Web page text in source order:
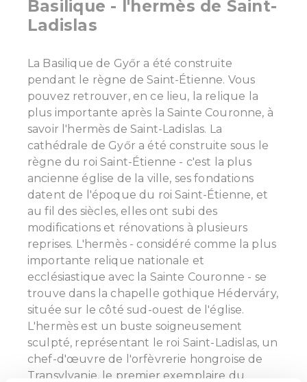
Basilique - l'hermès de Saint-
Ladislas
La Basilique de Győr a été construite
pendant le règne de Saint-Étienne. Vous
pouvez retrouver, en ce lieu, la relique la
plus importante après la Sainte Couronne, à
savoir l'hermès de Saint-Ladislas. La
cathédrale de Győr a été construite sous le
règne du roi Saint-Étienne - c'est la plus
ancienne église de la ville, ses fondations
datent de l'époque du roi Saint-Étienne, et
au fil des siècles, elles ont subi des
modifications et rénovations à plusieurs
reprises. L'hermès - considéré comme la plus
importante relique nationale et
ecclésiastique avec la Sainte Couronne - se
trouve dans la chapelle gothique Héderváry,
située sur le côté sud-ouest de l'église.
L'hermès est un buste soigneusement
sculpté, représentant le roi Saint-Ladislas, un
chef-d'œuvre de l'orfèvrerie hongroise de
Transylvanie, le premier exemplaire du